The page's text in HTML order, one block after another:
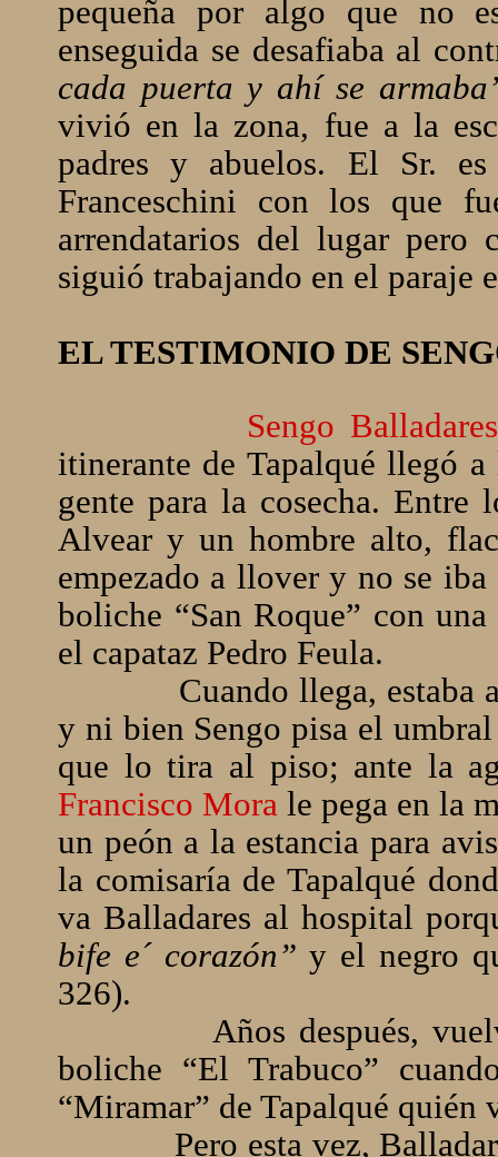
pequeña por algo que no
enseguida se desafiaba al
cada puerta y ahí se
vivió en la zona, fue a la
padres y abuelos. El Sr.
Franceschini con los que
arrendatarios del lugar
siguió trabajando en el paraje
EL TESTIMONIO DE
Sengo
itinerante de Tapalqué llegó
gente para la cosecha. Entre
Alvear y un hombre alto,
empezado a llover y no se
boliche “San Roque” con
el capataz Pedro Feula.
Cuando llega, estaba
y ni bien Sengo pisa el
que lo tira al piso; ante la
Francisco Mora le pega en la
un peón a la estancia para
la comisaría de Tapalqué
va Balladares al hospital
bife e´ corazón”y el negro
326).
Años después,
boliche “El Trabuco”
“Miramar” de Tapalqué quién
Pero esta vez,